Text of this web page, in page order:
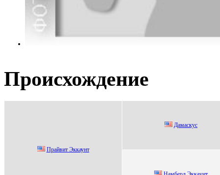
Происхождение
Прайвит Эккаунт
Дaмaскус